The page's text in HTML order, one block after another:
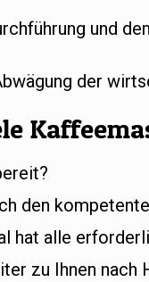
und
der
den
hat alle
zu Ihnen nach